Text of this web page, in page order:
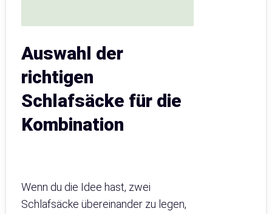
Auswahl der
richtigen
Schlafsäcke für die
Kombination
Wenn du die Idee hast, zwei
Schlafsäcke übereinander zu legen,